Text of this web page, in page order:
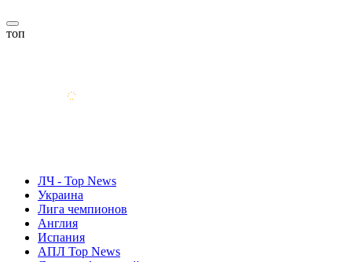
топ
ЛЧ - Top News
Украина
Лига чемпионов
Англия
Испания
АПЛ Top News